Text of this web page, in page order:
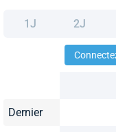
1J 2J
Dernier